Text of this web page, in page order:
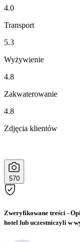
4.0
Transport
5.3
Wyżywienie
4.8
Zakwaterowanie
4.8
Zdjęcia klientów
570
Zweryfikowane treści -
hotel lub uczestniczyli w